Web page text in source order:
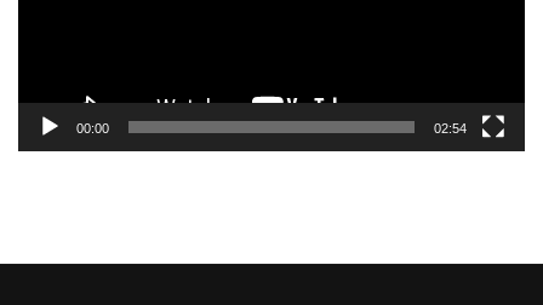
00:00 02:54